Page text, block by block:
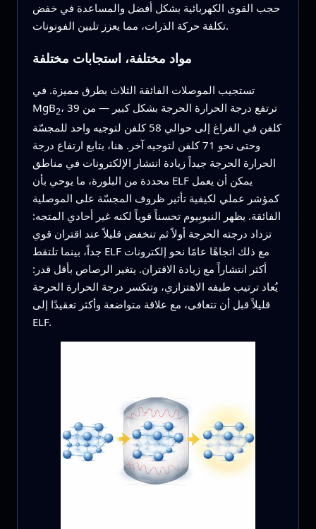
حجب القوى الكهربائية بشكل أفضل والمساعدة في خفض
تكلفة حركة الذرات، مما يعزز تليين الفونونات.
مواد مختلفة، استجابات مختلفة
تستجيب الموصلات الفائقة الثلاث بطرق مميزة. في
MgB2، ترتفع درجة الحرارة الحرجة بشكل كبير — من 39
كلفن في الفراغ إلى حوالي 58 كلفن لتوجيه واحد للمجسّة
وحتى نحو 71 كلفن لتوجيه آخر. هنا، يتابع ارتفاع درجة
الحرارة الحرجة جيداً زيادة انتشار الإلكترونات في مناطق
محددة من البلورة، ما يوحي بأن ELF يمكن أن يعمل
كمؤشر عملي لكيفية تأثير ظروف المجسّة على الموصلية
الفائقة. يظهر النيوبِيوم تحسناً قوياً لكنه غير أحادي المتجه:
تزداد درجته الحرجة أولاً ثم تنخفض قليلاً عند اقتران قوي
جداً، بينما تلتقط ELF مع ذلك اتجاهًا عامًا نحو إلكترونات
أكثر انتشاراً مع زيادة الاقتران. يتغير الرصاص بأقل قدر:
يُعاد ترتيب طيفه الاهتزازي، وتنكسر درجة الحرارة الحرجة
قليلاً قبل أن تتعافى، مع علاقة متواضعة وأكثر تعقيدًا إلى
ELF.